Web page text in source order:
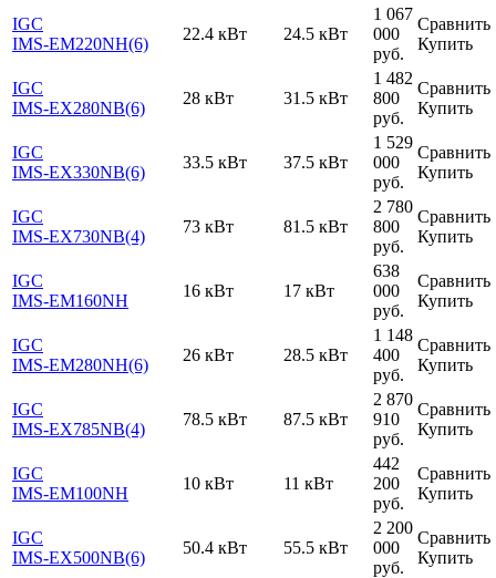
IGC
IMS-EM220NH(6)
22.4 кВт 24.5 кВт
1 067
000
руб.
Сравнить
Купить
IGC
IMS-EX280NB(6)
28 кВт 31.5 кВт
1 482
800
руб.
Сравнить
Купить
IGC
IMS-EX330NB(6)
33.5 кВт 37.5 кВт
1 529
000
руб.
Сравнить
Купить
IGC
IMS-EX730NB(4)
73 кВт 81.5 кВт
2 780
800
руб.
Сравнить
Купить
IGC
IMS-EM160NH
16 кВт 17 кВт
638
000
руб.
Сравнить
Купить
IGC
IMS-EM280NH(6)
26 кВт 28.5 кВт
1 148
400
руб.
Сравнить
Купить
IGC
IMS-EX785NB(4)
78.5 кВт 87.5 кВт
2 870
910
руб.
Сравнить
Купить
IGC
IMS-EM100NH
10 кВт 11 кВт
442
200
руб.
Сравнить
Купить
IGC
IMS-EX500NB(6)
50.4 кВт 55.5 кВт
2 200
000
руб.
Сравнить
Купить